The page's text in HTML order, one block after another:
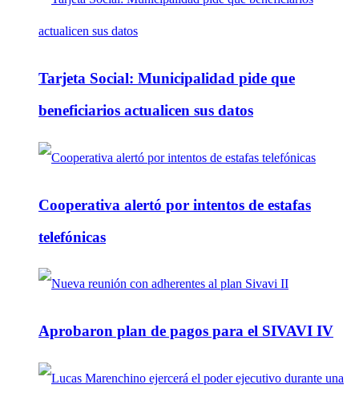
Tarjeta Social: Municipalidad pide que
beneficiarios actualicen sus datos
Cooperativa alertó por intentos de estafas
telefónicas
Aprobaron plan de pagos para el SIVAVI IV